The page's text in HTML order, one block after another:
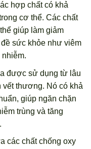
hợp chất có khả
cơ thể. Các chất
giúp làm giảm
sức khỏe như viêm
được sử dụng từ lâu
vết thương. Nó có khả
giúp ngăn chặn
trùng và tăng
các chất chống oxy